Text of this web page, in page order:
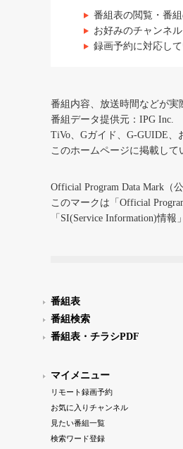
番組表の閲覧・番
お好みのチャンネ
録画予約に対応し
番組内容、放送時間などが実
番組データ提供元：IPG Inc.
TiVo、Gガイド、G-GUIDE、
このホームページに掲載して
Official Program Data Mark（
このマークは「Official
「SI(Service Information)情
番組表
番組検索
番組表・チラシPDF
マイメニュー
リモート録画予約
お気に入りチャンネル
見たい番組一覧
検索ワード登録